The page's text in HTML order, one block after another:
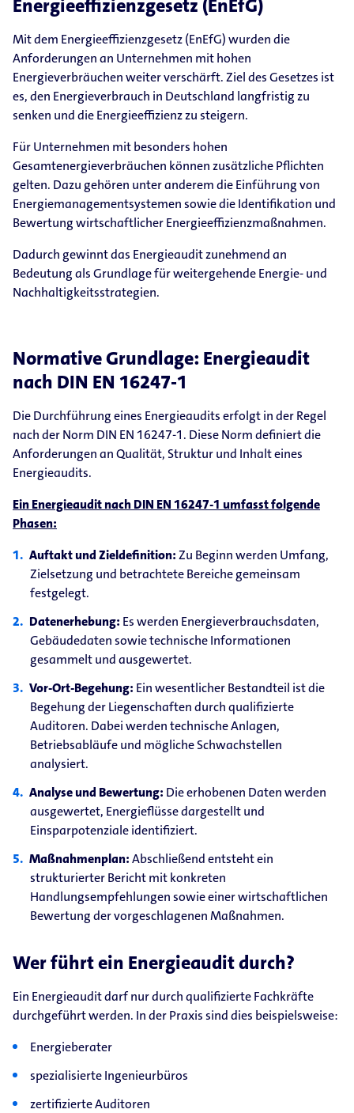
Energieeffizienzgesetz (EnEfG)
Mit dem Energieeffizienzgesetz (EnEfG) wurden die
Anforderungen an Unternehmen mit hohen
Energieverbräuchen weiter verschärft. Ziel des Gesetzes ist
es, den Energieverbrauch in Deutschland langfristig zu
senken und die Energieeffizienz zu steigern.
Für Unternehmen mit besonders hohen
Gesamtenergieverbräuchen können zusätzliche Pflichten
gelten. Dazu gehören unter anderem die Einführung von
Energiemanagementsystemen sowie die Identifikation und
Bewertung wirtschaftlicher Energieeffizienzmaßnahmen.
Dadurch gewinnt das Energieaudit zunehmend an
Bedeutung als Grundlage für weitergehende Energie- und
Nachhaltigkeitsstrategien.
Normative Grundlage: Energieaudit
nach DIN EN 16247-1
Die Durchführung eines Energieaudits erfolgt in der Regel
nach der Norm DIN EN 16247-1. Diese Norm definiert die
Anforderungen an Qualität, Struktur und Inhalt eines
Energieaudits.
Ein Energieaudit nach DIN EN 16247-1 umfasst folgende
Phasen:
Auftakt und Zieldefinition:Zu Beginn werden Umfang,
Zielsetzung und betrachtete Bereiche gemeinsam
festgelegt.
Datenerhebung: Es werden Energieverbrauchsdaten,
Gebäudedaten sowie technische Informationen
gesammelt und ausgewertet.
Vor-Ort-Begehung: Ein wesentlicher Bestandteil ist die
Begehung der Liegenschaften durch qualifizierte
Auditoren. Dabei werden technische Anlagen,
Betriebsabläufe und mögliche Schwachstellen
analysiert.
Analyse und Bewertung: Die erhobenen Daten werden
ausgewertet, Energieflüsse dargestellt und
Einsparpotenziale identifiziert.
Maßnahmenplan:Abschließend entsteht ein
strukturierter Bericht mit konkreten
Handlungsempfehlungen sowie einer wirtschaftlichen
Bewertung der vorgeschlagenen Maßnahmen.
Wer führt ein Energieaudit durch?
Ein Energieaudit darf nur durch qualifizierte Fachkräfte
durchgeführt werden. In der Praxis sind dies beispielsweise:
Energieberater
spezialisierte Ingenieurbüros
zertifizierte Auditoren